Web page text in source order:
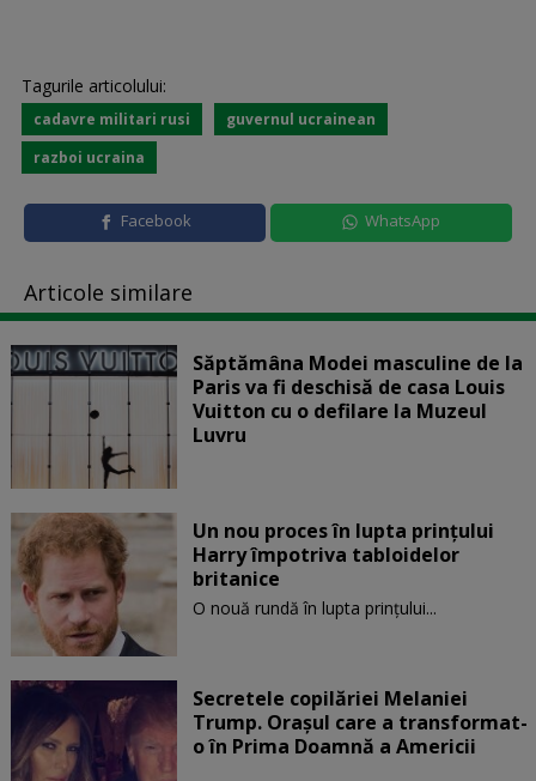
Tagurile articolului:
cadavre militari rusi
guvernul ucrainean
razboi ucraina
Facebook WhatsApp
Articole similare
Săptămâna Modei masculine de la
Paris va fi deschisă de casa Louis
Vuitton cu o defilare la Muzeul
Luvru
Un nou proces în lupta prinţului
Harry împotriva tabloidelor
britanice
O nouă rundă în lupta prinţului...
Secretele copilăriei Melaniei
Trump. Orașul care a transformat-
o în Prima Doamnă a Americii